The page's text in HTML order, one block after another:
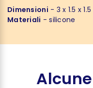
Dimensioni - 3 x 1.5 x
Materiali - silicone